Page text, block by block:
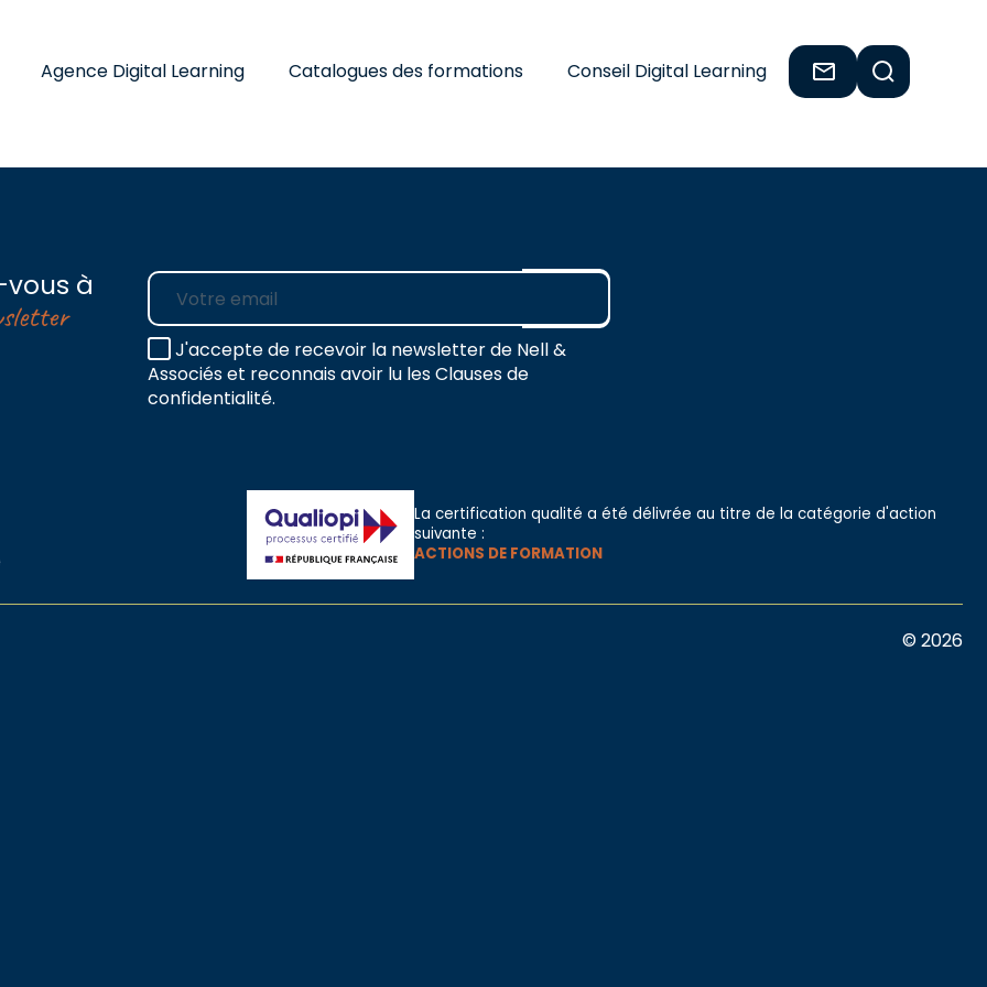
Agence Digital Learning
Catalogues des formations Conseil Digital Learning
à
E-mail
J'accepte de recevoir la newsletter de Nell &
Associés et reconnais avoir lu les Clauses de
confidentialité.
La certification qualité a été délivrée au titre de la catégorie d'action
suivante :
ACTIONS DE FORMATION
© 2026